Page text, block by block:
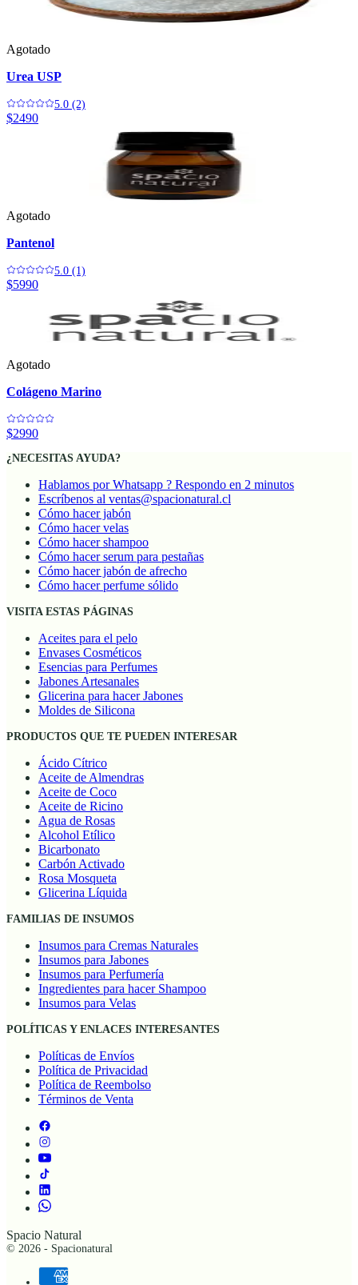
Agotado
Urea USP
5.0 (2)
$2490
Agotado
Pantenol
5.0 (1)
$5990
Agotado
Colágeno Marino
$2990
¿NECESITAS AYUDA?
Hablamos por Whatsapp ? Respondo en 2 minutos
Escríbenos al ventas@spacionatural.cl
Cómo hacer jabón
Cómo hacer velas
Cómo hacer shampoo
Cómo hacer serum para pestañas
Cómo hacer jabón de afrecho
Cómo hacer perfume sólido
VISITA ESTAS PÁGINAS
Aceites para el pelo
Envases Cosméticos
Esencias para Perfumes
Jabones Artesanales
Glicerina para hacer Jabones
Moldes de Silicona
PRODUCTOS QUE TE PUEDEN INTERESAR
Ácido Cítrico
Aceite de Almendras
Aceite de Coco
Aceite de Ricino
Agua de Rosas
Alcohol Etílico
Bicarbonato
Carbón Activado
Rosa Mosqueta
Glicerina Líquida
FAMILIAS DE INSUMOS
Insumos para Cremas Naturales
Insumos para Jabones
Insumos para Perfumería
Ingredientes para hacer Shampoo
Insumos para Velas
POLÍTICAS Y ENLACES INTERESANTES
Políticas de Envíos
Política de Privacidad
Política de Reembolso
Términos de Venta
Spacio Natural
© 2026 - Spacionatural